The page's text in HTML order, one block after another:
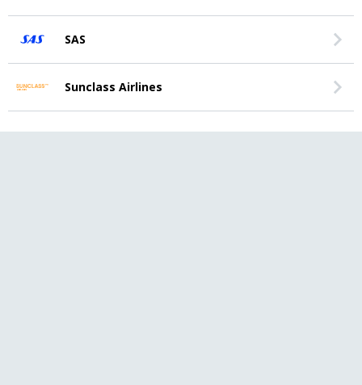
SAS
Sunclass Airlines